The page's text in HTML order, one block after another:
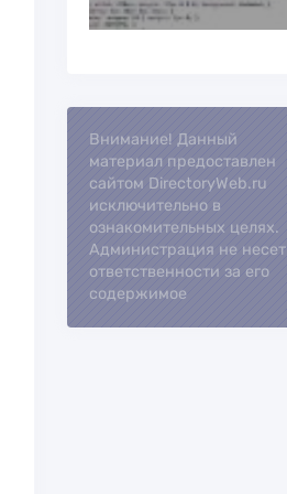
Внимание! Данный
материал предоставлен
сайтом DirectoryWeb.ru
исключительно в
ознакомительных целях.
Администрация не несет
ответственности за его
содержимое